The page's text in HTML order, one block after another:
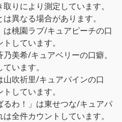
りにより測定しています。
異なる場合があります。
は桃園ラブ/キュアピーチの口
しています。
乃美希/キュアベリーの口癖。
います。
山吹祈里/キュアパインの口
しています。
るわ！」は東せつな/キュアパ
全件カウントしています。